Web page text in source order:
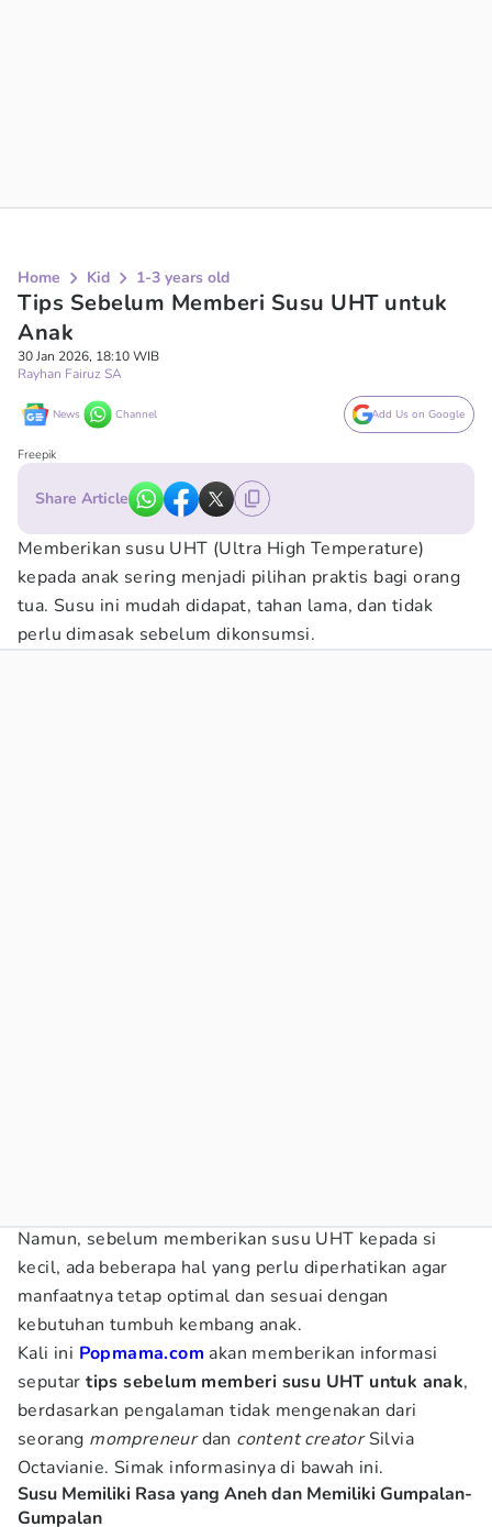
Home Kid 1-3 years old
Tips Sebelum Memberi Susu UHT untuk
Anak
30 Jan 2026, 18:10 WIB
Rayhan Fairuz SA
News Channel Add Us on Google
Freepik
Share Article
Memberikan susu UHT (Ultra High Temperature)
kepada anak sering menjadi pilihan praktis bagi orang
tua. Susu ini mudah didapat, tahan lama, dan tidak
perlu dimasak sebelum dikonsumsi.
Namun, sebelum memberikan susu UHT kepada si
kecil, ada beberapa hal yang perlu diperhatikan agar
manfaatnya tetap optimal dan sesuai dengan
kebutuhan tumbuh kembang anak.
Kali ini Popmama.com akan memberikan informasi
seputartips sebelum memberi susu UHT untuk anak,
berdasarkan pengalaman tidak mengenakan dari
seorang mompreneurdan content creatorSilvia
Octavianie. Simak informasinya di bawah ini.
Susu Memiliki Rasa yang Aneh dan Memiliki Gumpalan-
Gumpalan